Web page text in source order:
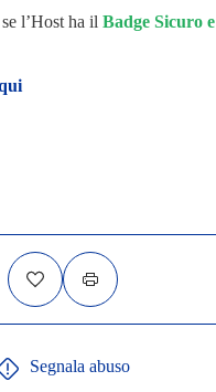
l’Host ha il Badge Sicuro e
Segnala abuso